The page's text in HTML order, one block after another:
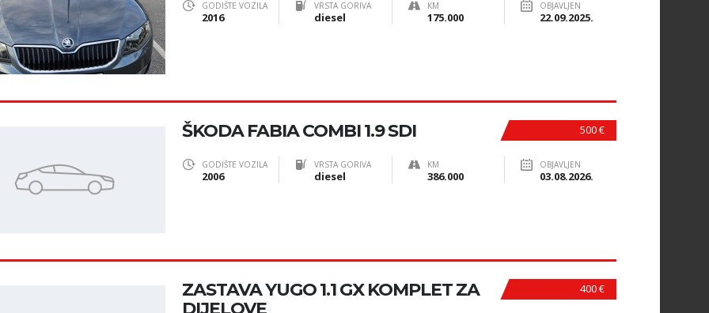
GODIŠTE VOZILA
2016
VRSTA GORIVA
diesel
KM
175.000
OBJAVLJEN
22.09.2025.
500 €
ŠKODA FABIA COMBI 1.9 SDI
GODIŠTE VOZILA
2006
VRSTA GORIVA
diesel
KM
386.000
OBJAVLJEN
03.08.2026.
400 €
ZASTAVA YUGO 1.1 GX KOMPLET ZA
DIJELOVE